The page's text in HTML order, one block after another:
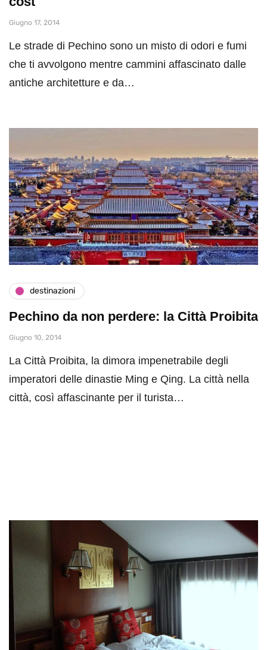
Giugno 17, 2014
Le strade di Pechino sono un misto di odori e fumi
che ti avvolgono mentre cammini affascinato dalle
antiche architetture e da…
destinazioni
Pechino da non perdere: la Città Proibita
Giugno 10, 2014
La Città Proibita, la dimora impenetrabile degli
imperatori delle dinastie Ming e Qing. La città nella
città, così affascinante per il turista…